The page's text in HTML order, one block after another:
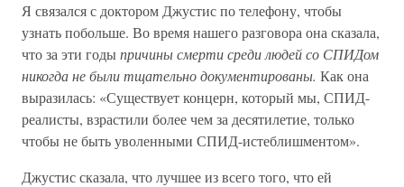
Я связался с доктором Джустис по телефону, чтобы
узнать побольше. Во время нашего разговора она сказала,
что за эти годыпричины смерти среди людей со СПИДом
никогда не были тщательно документированы. Как она
выразилась: «Существует концерн, который мы, СПИД-
реалисты, взрастили более чем за десятилетие, только
чтобы не быть уволенными СПИД-истеблишментом».
Джустис сказала, что лучшее из всего того, что ей